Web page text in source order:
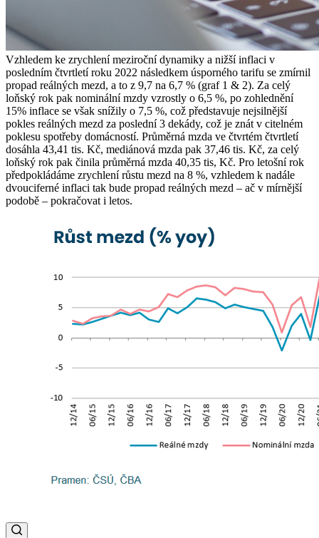
Vzhledem ke zrychlení meziroční dynamiky a nižší inflaci v
posledním čtvrtletí roku 2022 následkem úsporného tarifu se zmírnil
propad reálných mezd, a to z 9,7 na 6,7 % (graf 1 & 2). Za celý
loňský rok pak nominální mzdy vzrostly o 6,5 %, po zohlednění
15% inflace se však snížily o 7,5 %, což představuje nejsilnější
pokles reálných mezd za poslední 3 dekády, což je znát v citelném
poklesu spotřeby domácností. Průměrná mzda ve čtvrtém čtvrtletí
dosáhla 43,41 tis. Kč, mediánová mzda pak 37,46 tis. Kč, za celý
loňský rok pak činila průměrná mzda 40,35 tis, Kč. Pro letošní rok
předpokládáme zrychlení růstu mezd na 8 %, vzhledem k nadále
dvouciferné inflaci tak bude propad reálných mezd – ač v mírnější
podobě – pokračovat i letos.